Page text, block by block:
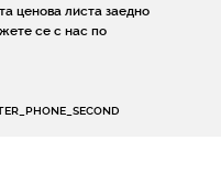
ценова листа заедно
се с нас по